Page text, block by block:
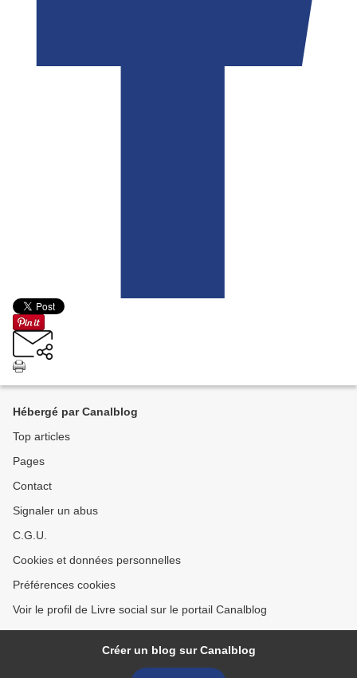
Hébergé par Canalblog
Top articles
Pages
Contact
Signaler un abus
C.G.U.
Cookies et données personnelles
Préférences cookies
Voir le profil de Livre social sur le portail Canalblog
Créer un blog sur Canalblog